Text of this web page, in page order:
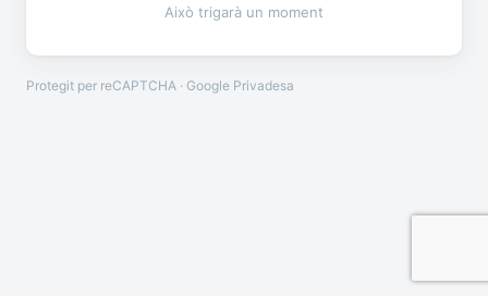
Això trigarà un moment
Protegit per reCAPTCHA · Google Privadesa